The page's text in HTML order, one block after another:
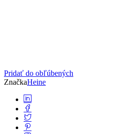
Pridať do obľúbených
ZnačkaHeine